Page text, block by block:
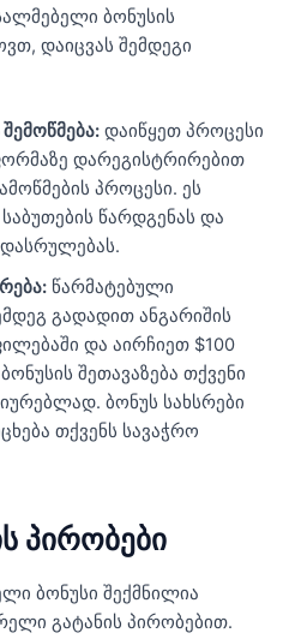
ბონუსის
დაიცვას შემდეგი
დაიწყეთ პროცესი
დარეგისტრირებით
პროცესი. ეს
წარდგენას და
დასრულებას.
წარმატებული
გადადით ანგარიშის
და აირჩიეთ $100
შეთავაზება თქვენი
ბონუს სახსრები
თქვენს სავაჭრო
პირობები
ბონუსი შექმნილია
გატანის პირობებით.